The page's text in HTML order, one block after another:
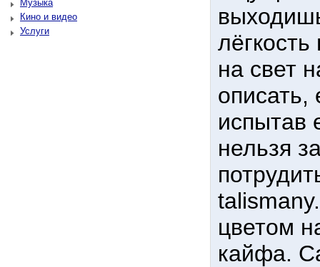
Музыка
Кино и видео
Услуги
на свет
описать,
испытав
нельзя
цветом
кайфа.